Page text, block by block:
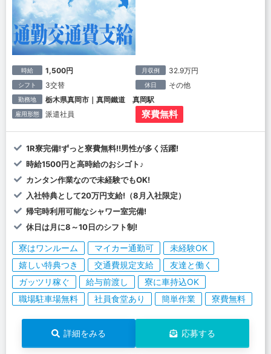
時給 1,500円 月収例 32.9万円
シフト 3交替 休日 その他
勤務地 栃木県真岡市｜真岡鐵道 真岡駅
雇用形態 派遣社員 寮費無料
1R寮完備!ずっと寮費無料!!男性が多く活躍!
時給1500円と高時給のおシゴト♪
カンタン作業なので未経験でもOK!
入社特典として20万円支給!（8月入社限定）
帰宅時利用可能なシャワー室完備!
休日は月に8～10日のシフト制!
寮はワンルーム マイカー通勤可
未経験OK
嬉しい特典つき
交通費規定支給
友達と働く
ガッツリ稼ぐ
給与前渡し
寮に車持込OK
職場駐車場無料
社員食堂あり 簡単作業 寮費無料
詳細をみる 応募する